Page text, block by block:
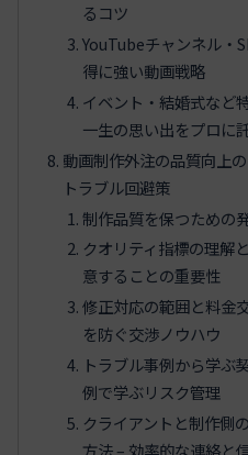
るコツ
YouTubeチャンネル・
得に強い動画戦略
イベント・結婚式など
一生の思い出をプロに
動画制作外注の品質向上
トラブル回避策
制作品質を保つための
クオリティ指標の理解
意することの重要性
修正対応の範囲と料金
を防ぐ交渉ノウハウ
トラブル事例から学ぶ
例で学ぶリスク管理
クライアントと制作側
方法 – 効率的な連絡と